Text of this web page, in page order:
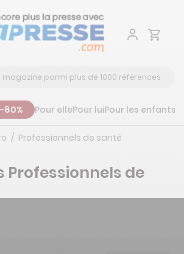
Aller
80% Pour ellePour luiPour les enfants
Professionnels de santé
Professionnels de